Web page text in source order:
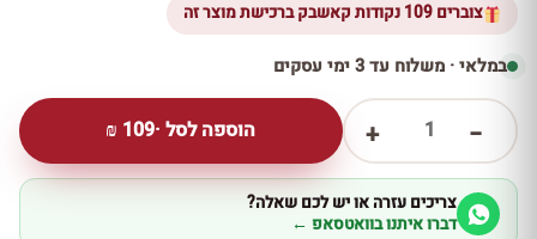
צוברים 109 נקודות קאשבק ברכישת מוצר זה
במלאי · משלוח עד 3 ימי עסקים
−
1
+ הוספה לסל ·109
₪
צריכים עזרה או יש לכם שאלה?
דברו איתנו בוואטסאפ ←